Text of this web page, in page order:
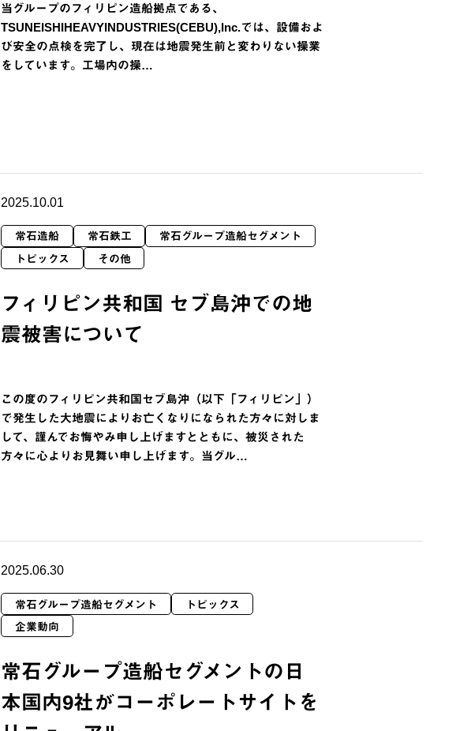
当グループのフィリピン造船拠点である、
TSUNEISHIHEAVYINDUSTRIES(CEBU),Inc.では、設備およ
び安全の点検を完了し、現在は地震発生前と変わりない操業
をしています。工場内の操…
2025.10.01
常石造船 常石鉄工
常石グループ造船セグメント
トピックス
その他
フィリピン共和国 セブ島沖での地
震被害について
この度のフィリピン共和国セブ島沖（以下「フィリピン」）
で発生した大地震によりお亡くなりになられた方々に対しま
して、謹んでお悔やみ申し上げますとともに、被災された
方々に心よりお見舞い申し上げます。当グル…
2025.06.30
常石グループ造船セグメント
トピックス
企業動向
常石グループ造船セグメントの日
本国内9社がコーポレートサイトを